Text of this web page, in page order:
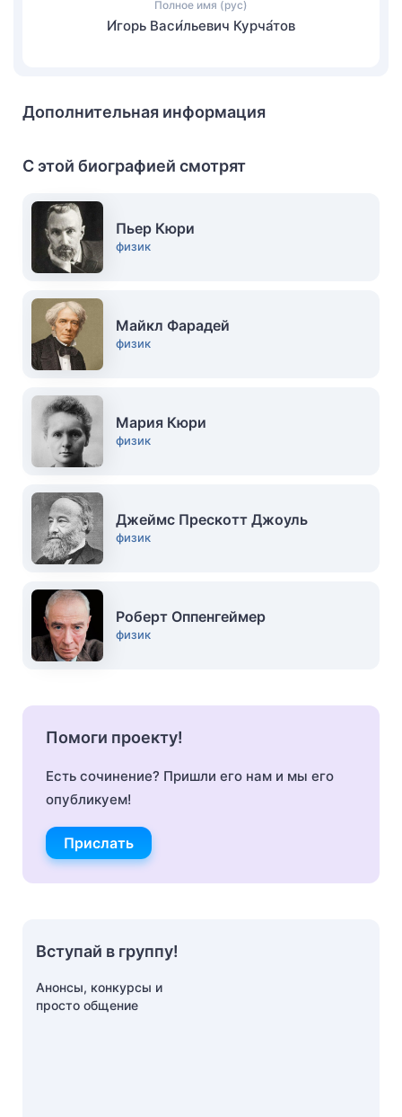
Полное имя (рус)
И́горь Васи́льевич Курча́тов
Дополнительная информация
С этой биографией смотрят
Пьер Кюри
физик
Майкл Фарадей
физик
Мария Кюри
физик
Джеймс Прескотт Джоуль
физик
Роберт Оппенгеймер
физик
Помоги проекту!
Есть сочинение? Пришли его нам и мы его
опубликуем!
Прислать
Вступай в группу!
Анонсы, конкурсы и
просто общение